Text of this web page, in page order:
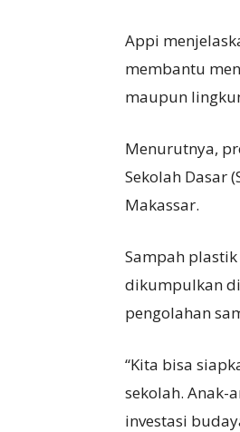
Appi
membantu
maupun
Menurutnya,
Sekolah Dasar
Makassar.
Sampah
dikumpulkan
pengolahan
“Kita bisa
sekolah. Anak-
investasi